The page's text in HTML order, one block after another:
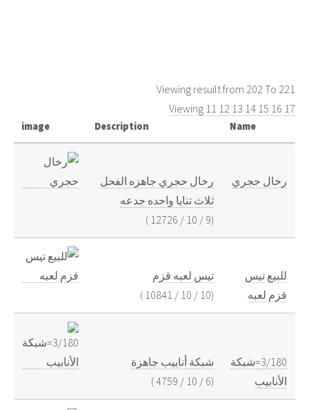
Viewing resuilt from 202 To 221
Viewing 11 12 13 14 15 16 17
Name
Description
image
رخال حجري
رخال حجري جاهزه الفحل
ثلاث تنايا واحده جدعه
(
9
/
10
/
12726
)
للبيع تيس
قزم لعبه
تيس لعبه قزم
(
10
/
10
/
10841
)
3/180=شبكة
الأنابيب
شبكة أنابيب جاهزة
(
6
/
10
/
4759
)